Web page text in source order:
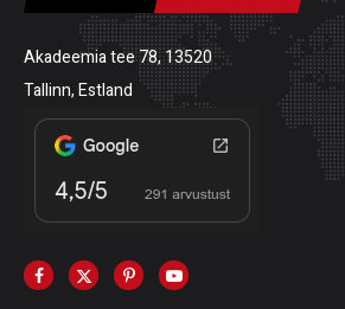
Akadeemia tee 78, 13520
Tallinn, Estland